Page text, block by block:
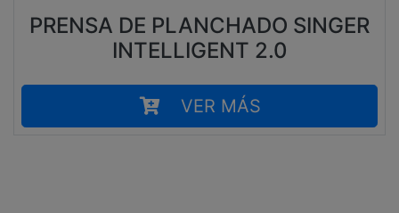
PRENSA DE PLANCHADO SINGER
INTELLIGENT 2.0
VER MÁS